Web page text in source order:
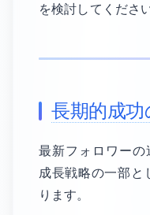
を検討してください
長期的成功
最新フォロワー
成長戦略の一部と
ります。